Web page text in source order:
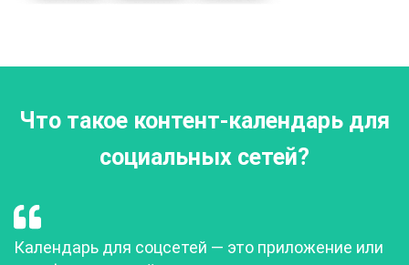
Что такое контент-календарь для
социальных сетей?
Календарь для соцсетей — это приложение или